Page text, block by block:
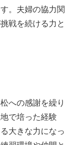
。夫婦の協力関
戦を続ける力と
への感謝を繰り
で培った経験
大きな力になっ